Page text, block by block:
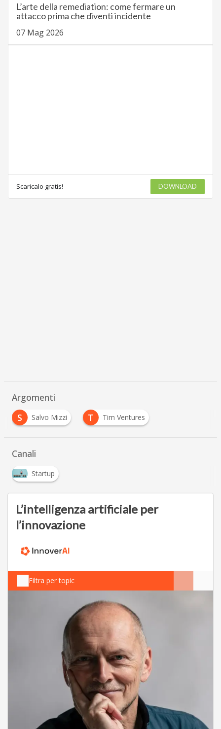
L’arte della remediation: come fermare un
attacco prima che diventi incidente
07 Mag 2026
Scaricalo gratis! DOWNLOAD
Argomenti
S
Salvo Mizzi T Tim Ventures
Canali
Startup
L’intelligenza artificiale per
l’innovazione
Filtra per topic